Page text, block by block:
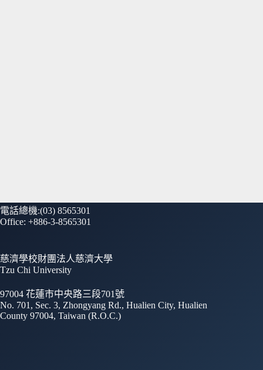
電話總機:(03) 8565301
Office: +886-3-8565301
慈濟學校財團法人慈濟大學
Tzu Chi University
97004 花蓮市中央路三段701號
No. 701, Sec. 3, Zhongyang Rd., Hualien City, Hualien
County 97004, Taiwan (R.O.C.)